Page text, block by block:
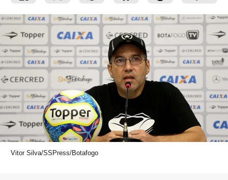
Vitor Silva/SSPress/Botafogo